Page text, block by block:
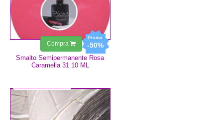
-50%
Smalto Semipermanente Rosa
Caramella 31 10 ML
Compra